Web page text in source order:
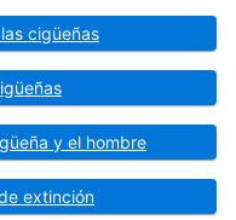
cigüeñas
y el hombre
extinción